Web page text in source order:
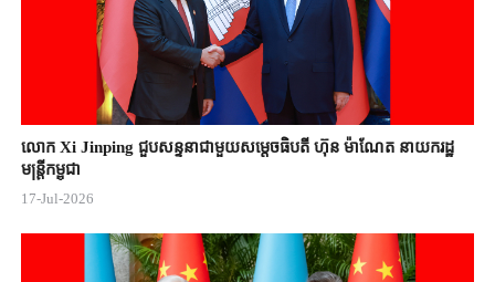
លោក Xi Jinping ជួបសន្ទនាជាមួយសម្តេចធិបតី ហ៊ុន ម៉ាណែត នាយករដ្ឋ
មន្ត្រីកម្ពុជា
17-Jul-2026